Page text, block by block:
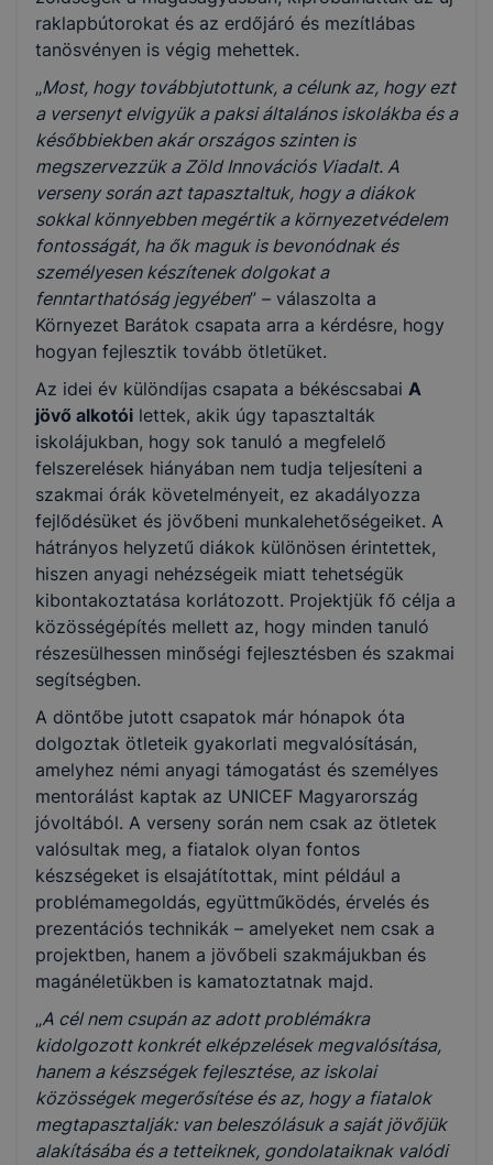
raklapbútorokat és az erdőjáró és mezítlábas
tanösvényen is végig mehettek.
„Most, hogy továbbjutottunk, a célunk az, hogy ezt
a versenyt elvigyük a paksi általános iskolákba és a
későbbiekben akár országos szinten is
megszervezzük a Zöld Innovációs Viadalt. A
verseny során azt tapasztaltuk, hogy a diákok
sokkal könnyebben megértik a környezetvédelem
fontosságát, ha ők maguk is bevonódnak és
személyesen készítenek dolgokat a
fenntarthatóság jegyében” – válaszolta a
Környezet Barátok csapata arra a kérdésre, hogy
hogyan fejlesztik tovább ötletüket.
Az idei év különdíjas csapata a békéscsabai A
jövő alkotói lettek, akik úgy tapasztalták
iskolájukban, hogy sok tanuló a megfelelő
felszerelések hiányában nem tudja teljesíteni a
szakmai órák követelményeit, ez akadályozza
fejlődésüket és jövőbeni munkalehetőségeiket. A
hátrányos helyzetű diákok különösen érintettek,
hiszen anyagi nehézségeik miatt tehetségük
kibontakoztatása korlátozott. Projektjük fő célja a
közösségépítés mellett az, hogy minden tanuló
részesülhessen minőségi fejlesztésben és szakmai
segítségben.
A döntőbe jutott csapatok már hónapok óta
dolgoztak ötleteik gyakorlati megvalósításán,
amelyhez némi anyagi támogatást és személyes
mentorálást kaptak az UNICEF Magyarország
jóvoltából. A verseny során nem csak az ötletek
valósultak meg, a fiatalok olyan fontos
készségeket is elsajátítottak, mint például a
problémamegoldás, együttműködés, érvelés és
prezentációs technikák – amelyeket nem csak a
projektben, hanem a jövőbeli szakmájukban és
magánéletükben is kamatoztatnak majd.
„A cél nem csupán az adott problémákra
kidolgozott konkrét elképzelések megvalósítása,
hanem a készségek fejlesztése, az iskolai
közösségek megerősítése és az, hogy a fiatalok
megtapasztalják: van beleszólásuk a saját jövőjük
alakításába és a tetteiknek, gondolataiknak valódi